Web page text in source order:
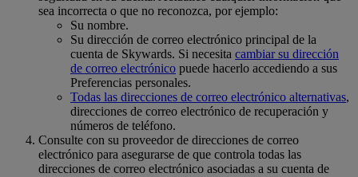
sea incorrecta o que no reconozca, por ejemplo:
Su nombre.
Su dirección de correo electrónico principal de la
cuenta de Skywards. Si necesita cambiar su dirección
de correo electrónico puede hacerlo accediendo a sus
Preferencias personales.
Todas las direcciones de correo electrónico alternativas,
direcciones de correo electrónico de recuperación y
números de teléfono.
Consulte con su proveedor de direcciones de correo
electrónico para asegurarse de que controla todas las
direcciones de correo electrónico asociadas a su cuenta de